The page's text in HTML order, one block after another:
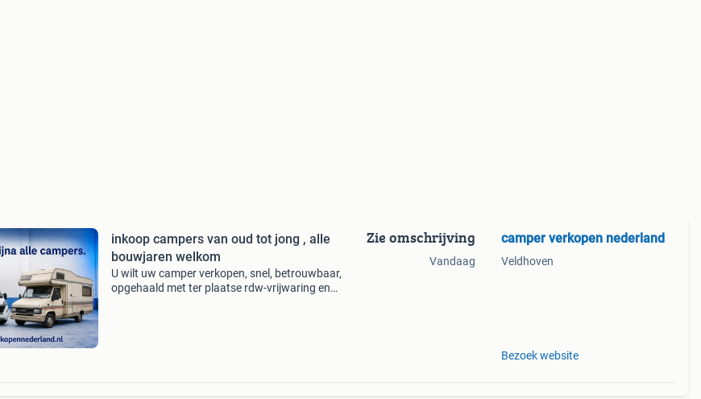
inkoop campers van oud tot jong , alle
bouwjaren welkom
U wilt uw camper verkopen, snel, betrouwbaar,
opgehaald met ter plaatse rdw-vrijwaring en
Zie omschrijving
Vandaag
camper verkopen nederland
Veldhoven
Bezoek website